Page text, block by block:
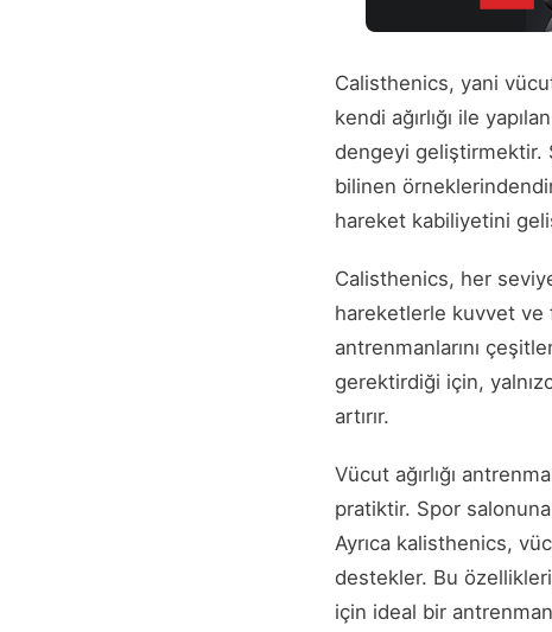
Calisthenics, yani
kendi ağırlığı ile
dengeyi geliştirmektir.
bilinen
hareket kabiliyetini
Calisthenics, her
hareketlerle kuvvet ve
antrenmanlarını
gerektirdiği için,
artırır.
Vücut ağırlığı
pratiktir. Spor
Ayrıca kalisthenics,
destekler. Bu
için ideal bir